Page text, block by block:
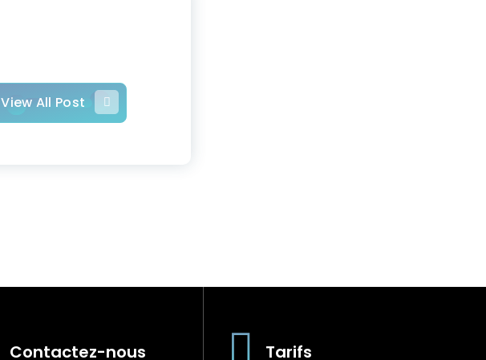
View All Post
Contactez-nous Tarifs